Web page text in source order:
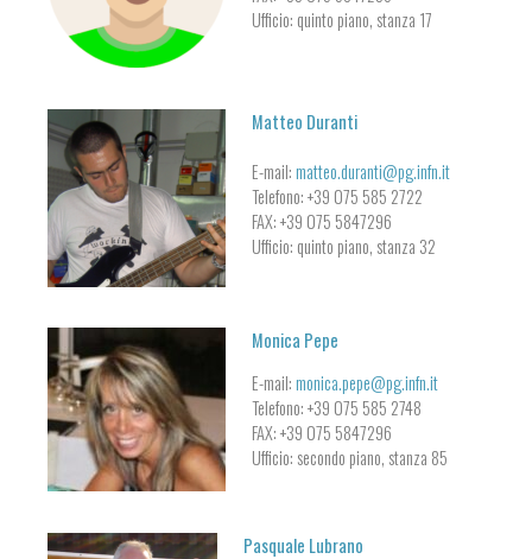
Ufficio: quinto piano, stanza 17
Matteo Duranti
E-mail:matteo.duranti@pg.infn.it
Telefono: +39 075 585 2722
FAX: +39 075 5847296
Ufficio: quinto piano, stanza 32
Monica Pepe
E-mail:monica.pepe@pg.infn.it
Telefono: +39 075 585 2748
FAX: +39 075 5847296
Ufficio: secondo piano, stanza 85
Pasquale Lubrano